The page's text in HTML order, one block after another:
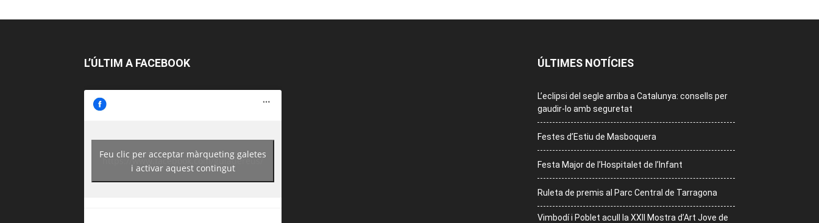
L’ÚLTIM A FACEBOOK
https://www.facebook.com/guiadereus/
Feu clic per acceptar màrqueting galetes
i activar aquest contingut
ÚLTIMES NOTÍCIES
L’eclipsi del segle arriba a Catalunya: consells per
gaudir-lo amb seguretat
Festes d’Estiu de Masboquera
Festa Major de l’Hospitalet de l’Infant
Ruleta de premis al Parc Central de Tarragona
Vimbodí i Poblet acull la XXII Mostra d’Art Jove de